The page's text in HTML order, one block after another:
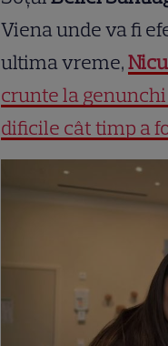
Viena unde va fi
ultima vreme,
crunte la
dificile cât timp a